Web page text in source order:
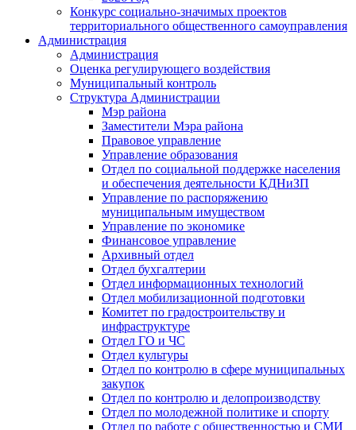
Конкурс социально-значимых проектов
территориального общественного самоуправления
Администрация
Администрация
Оценка регулирующего воздействия
Муниципальный контроль
Структура Администрации
Мэр района
Заместители Мэра района
Правовое управление
Управление образования
Отдел по социальной поддержке населения
и обеспечения деятельности КДНиЗП
Управление по распоряжению
муниципальным имуществом
Управление по экономике
Финансовое управление
Архивный отдел
Отдел бухгалтерии
Отдел информационных технологий
Отдел мобилизационной подготовки
Комитет по градостроительству и
инфраструктуре
Отдел ГО и ЧС
Отдел культуры
Отдел по контролю в сфере муниципальных
закупок
Отдел по контролю и делопроизводству
Отдел по молодежной политике и спорту
Отдел по работе с общественностью и СМИ